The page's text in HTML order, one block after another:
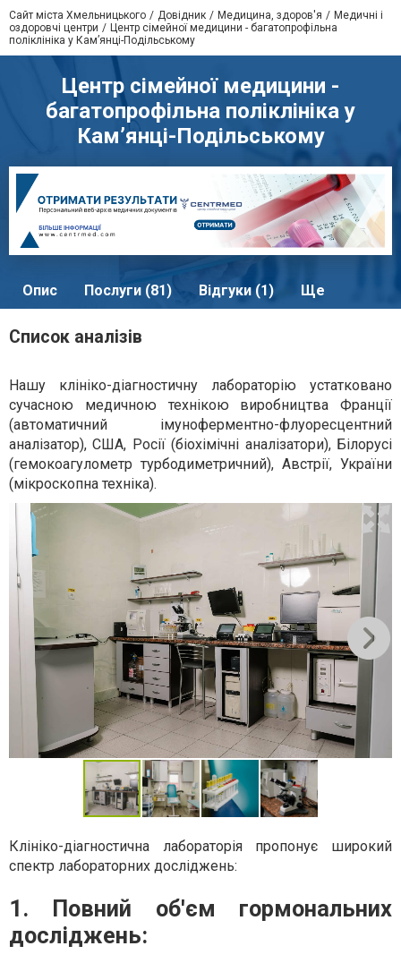
Сайт міста Хмельницького Довідник Медицина, здоров'я
Медичні і
оздоровчі центри
Центр сімейної медицини - багатопрофільна
поліклініка у Кам’янці-Подільському
Центр сімейної медицини -
багатопрофільна поліклініка у
Кам’янці-Подільському
Опис Послуги (81) Відгуки (1) Ще
Список аналізів
Нашу клініко-діагностичну лабораторію устатковано
сучасною медичною технікою виробництва Франції
(автоматичний імуноферментно-флуоресцентний
аналізатор), США, Росії (біохімічні аналізатори), Білорусі
(гемокоагулометр турбодиметричний), Австрії, України
(мікроскопна техніка).
Клініко-діагностична лабораторія пропонує широкий
спектр лабораторних досліджень:
1. Повний об'єм гормональних
досліджень: